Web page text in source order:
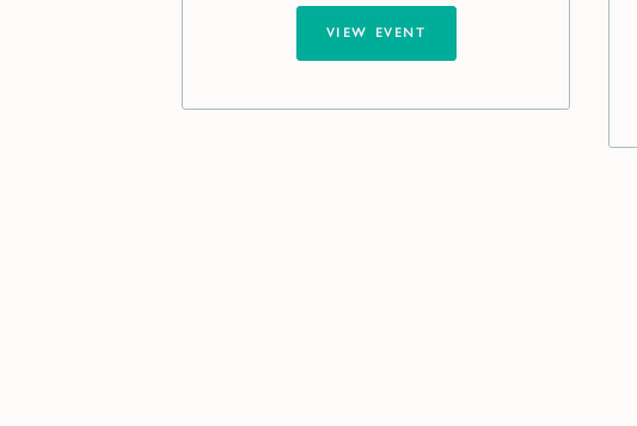
VIEW EVENT
VIEW EVENT